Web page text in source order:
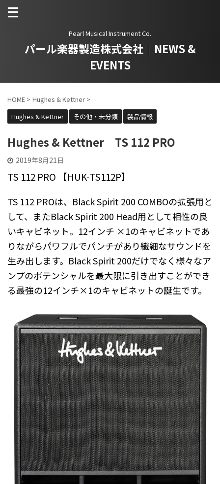
Pearl Musical Instrument Co.
パール楽器製造株式会社｜NEWS &
EVENTS
HOME > Hughes & Kettner >
Hughes & Kettner
その他・未分類 製品情報
Hughes & Kettner TS 112 PRO
2019年8月21日
TS 112 PRO 【HUK-TS112P】
TS 112 PROは、Black Spirit 200 COMBOの拡張用と
して、またBlack Spirit 200 Head用として相性の良
いキャビネット。12インチ ×1のキャビネットであ
りながらパワフルでパンチがあり繊細なサウンドを
生み出します。Black Spirit 200だけでなく様々なア
ンプのポテンシャルを最大限に引き出すことができ
る最強の12インチ×1のキャビネットの誕生です。